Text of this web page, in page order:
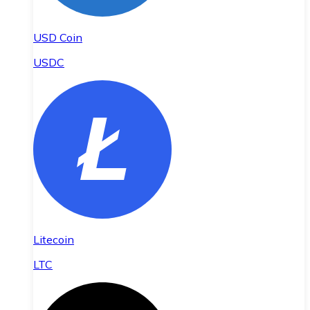
USD Coin
USDC
Litecoin
LTC